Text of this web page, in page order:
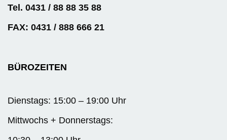
Tel. 0431 / 88 88 35 88
FAX: 0431 / 888 666 21
BÜROZEITEN
Dienstags: 15:00 – 19:00 Uhr
Mittwochs + Donnerstags: